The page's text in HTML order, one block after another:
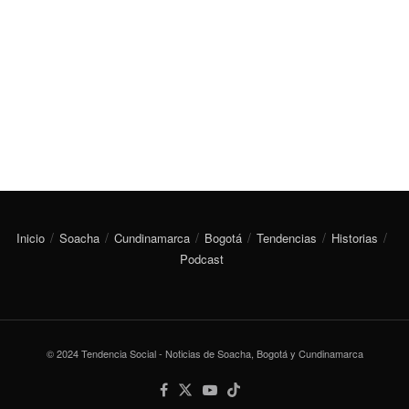
Inicio Soacha Cundinamarca Bogotá Tendencias
Historias
Podcast
© 2024 Tendencia Social - Noticias de Soacha, Bogotá y Cundinamarca